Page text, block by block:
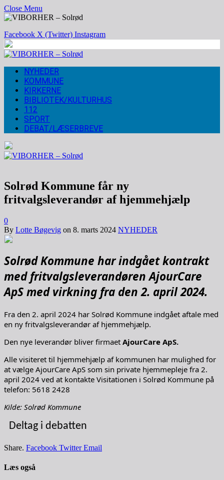
Close Menu
Facebook X (Twitter) Instagram
NYHEDER
KOMMUNE
KIRKERNE
BIBLIOTEK/KULTURHUS
112
SPORT
DEBAT/LÆSERBREVE
Solrød Kommune får ny
fritvalgsleverandør af hjemmehjælp
0
By Lotte Bøgevig on 8. marts 2024 NYHEDER
Solrød Kommune har indgået kontrakt
med fritvalgsleverandøren AjourCare
ApS med virkning fra den 2. april 2024.
Fra den 2. april 2024 har Solrød Kommune indgået aftale med
en ny fritvalgsleverandør af hjemmehjælp.
Den nye leverandør bliver firmaet AjourCare ApS.
Alle visiteret til hjemmehjælp af kommunen har mulighed for
at vælge AjourCare ApS som sin private hjemmepleje fra 2.
april 2024 ved at kontakte Visitationen i Solrød Kommune på
telefon: 5618 2428
Kilde: Solrød Kommune
Deltag i debatten
Share. Facebook Twitter Email
Læs også